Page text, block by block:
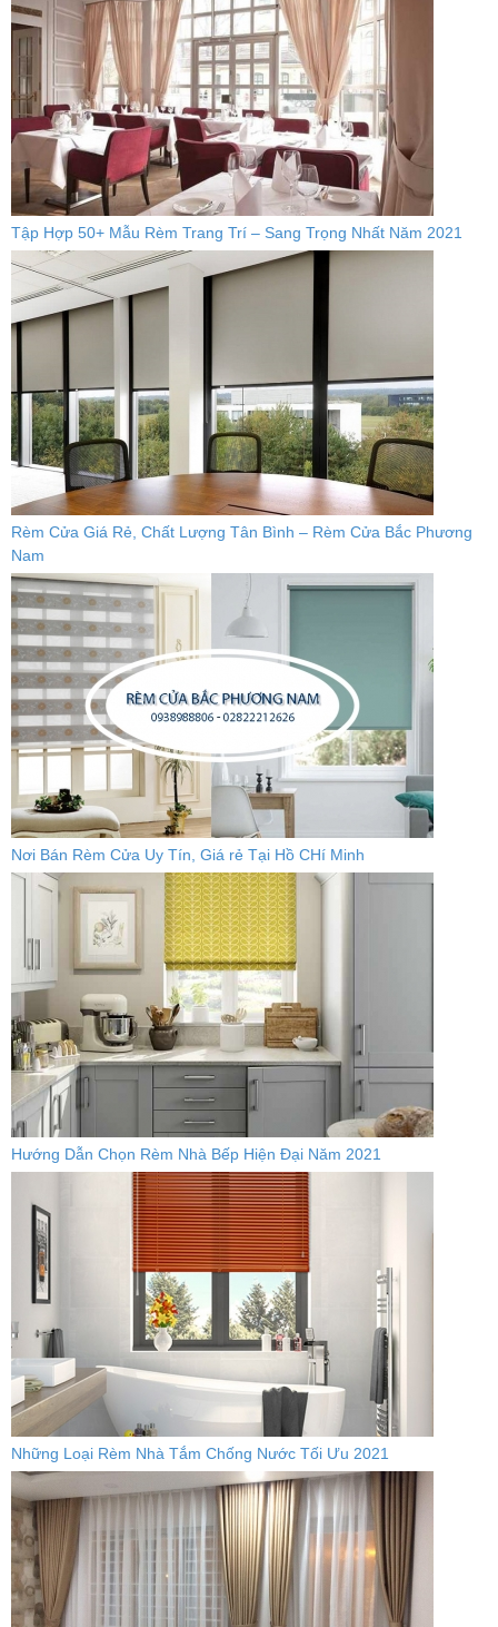
Tập Hợp 50+ Mẫu Rèm Trang Trí – Sang Trọng Nhất Năm 2021
Rèm Cửa Giá Rẻ, Chất Lượng Tân Bình – Rèm Cửa Bắc Phương
Nam
Nơi Bán Rèm Cửa Uy Tín, Giá rẻ Tại Hồ CHí Minh
Hướng Dẫn Chọn Rèm Nhà Bếp Hiện Đại Năm 2021
Những Loại Rèm Nhà Tắm Chống Nước Tối Ưu 2021